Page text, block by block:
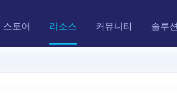
스토어 리소스 커뮤니티 솔루션